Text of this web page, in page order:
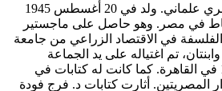
رج فوده كاتب ومفكر مصري علماني. ولد في 20 أغسطس 1945
في مصر. وهو حاصل على ماجستير
الفلسفة في الاقتصاد الزراعي من جامعة
تم اغتياله على يد الجماعة
الإسلامية في 8 يونيو 1992 في القاهرة. كما كانت له كتابات في
المصريتين. أثارت كتابات د. فرج فودة